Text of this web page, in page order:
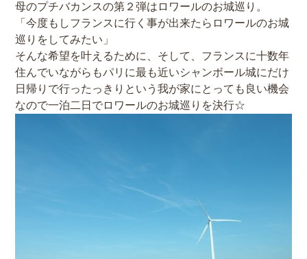
母のプチバカンスの第２弾はロワールのお城巡り。
「今度もしフランスに行く事が出来たらロワールのお城
巡りをしてみたい」
そんな希望を叶えるために、そして、フランスに十数年
住んでいながらもパリに最も近いシャンボール城にだけ
日帰りで行ったっきりという我が家にとっても良い機会
なので一泊二日でロワールのお城巡りを決行☆